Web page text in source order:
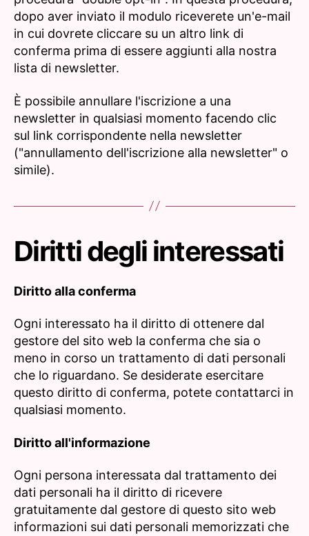
dopo aver inviato il modulo riceverete un'e-mail
in cui dovrete cliccare su un altro link di
conferma prima di essere aggiunti alla nostra
lista di newsletter.
È possibile annullare l'iscrizione a una
newsletter in qualsiasi momento facendo clic
sul link corrispondente nella newsletter
("annullamento dell'iscrizione alla newsletter" o
simile).
Diritti degli interessati
Diritto alla conferma
Ogni interessato ha il diritto di ottenere dal
gestore del sito web la conferma che sia o
meno in corso un trattamento di dati personali
che lo riguardano. Se desiderate esercitare
questo diritto di conferma, potete contattarci in
qualsiasi momento.
Diritto all'informazione
Ogni persona interessata dal trattamento dei
dati personali ha il diritto di ricevere
gratuitamente dal gestore di questo sito web
informazioni sui dati personali memorizzati che